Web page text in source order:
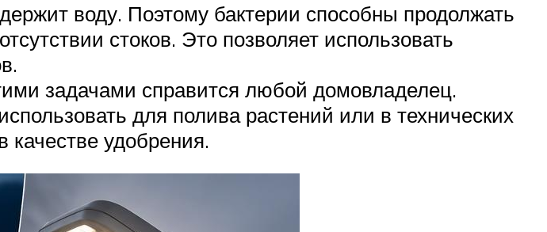
воду. Поэтому бактерии способны продолжать
стоков. Это позволяет использовать
задачами справится любой домовладелец.
для полива растений или в технических
удобрения.